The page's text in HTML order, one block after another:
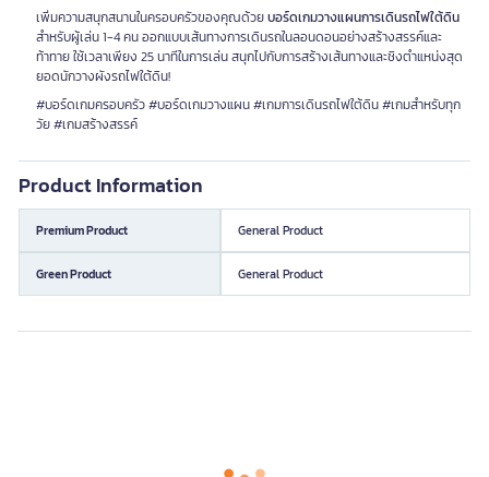
เพิ่มความสนุกสนานในครอบครัวของคุณด้วยบอร์ดเกมวางแผนการเดินรถไฟใต้ดิน
สำหรับผู้เล่น 1-4 คน ออกแบบเส้นทางการเดินรถในลอนดอนอย่างสร้างสรรค์และ
ท้าทาย ใช้เวลาเพียง 25 นาทีในการเล่น สนุกไปกับการสร้างเส้นทางและชิงตำแหน่งสุด
ยอดนักวางผังรถไฟใต้ดิน!
#บอร์ดเกมครอบครัว #บอร์ดเกมวางแผน #เกมการเดินรถไฟใต้ดิน #เกมสำหรับทุก
วัย #เกมสร้างสรรค์
Product Information
Premium Product General Product
Green Product General Product